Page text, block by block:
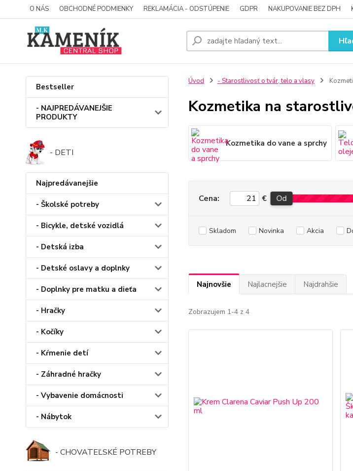
O NÁS OBCHODNÉ PODMIENKY REKLAMÁCIA - ODSTÚPENIE GDPR NAKUPOVANIE BEZ DPH
Bestseller
- NAJPREDÁVANEJŠIE
PRODUKTY
- DETI
Najpredávanejšie
- Školské potreby
- Bicykle, detské vozidlá
- Detská izba
- Detské oslavy a doplnky
- Doplnky pre matku a dieťa
- Hračky
- Kočíky
- Kŕmenie detí
- Záhradné hračky
- Vybavenie domácnosti
- Nábytok
- CHOVATEĽSKÉ POTREBY
Úvod - Starostlivosť o tvár, telo a vlasy
Kozmetika na
Kozmetika do vane a sprchy
Cena: € Od
Skladom Novinka Akcia
Najnovšie Najlacnejšie Najdrahšie
Zobrazujem 1-4 z 4